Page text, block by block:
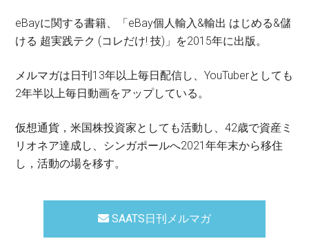
eBayに関する書籍、「eBay個人輸入&輸出 はじめる&儲
ける 超実践テク (コレだけ! 技)」を2015年に出版。
メルマガは日刊13年以上毎日配信し、YouTuberとしても
2年半以上毎日動画をアップしている。
仮想通貨，米国株投資家としても活動し、42歳で資産ミ
リオネア達成し、シンガポールへ2021年年末から移住
し，活動の場を移す。
SAATS日刊メルマガ